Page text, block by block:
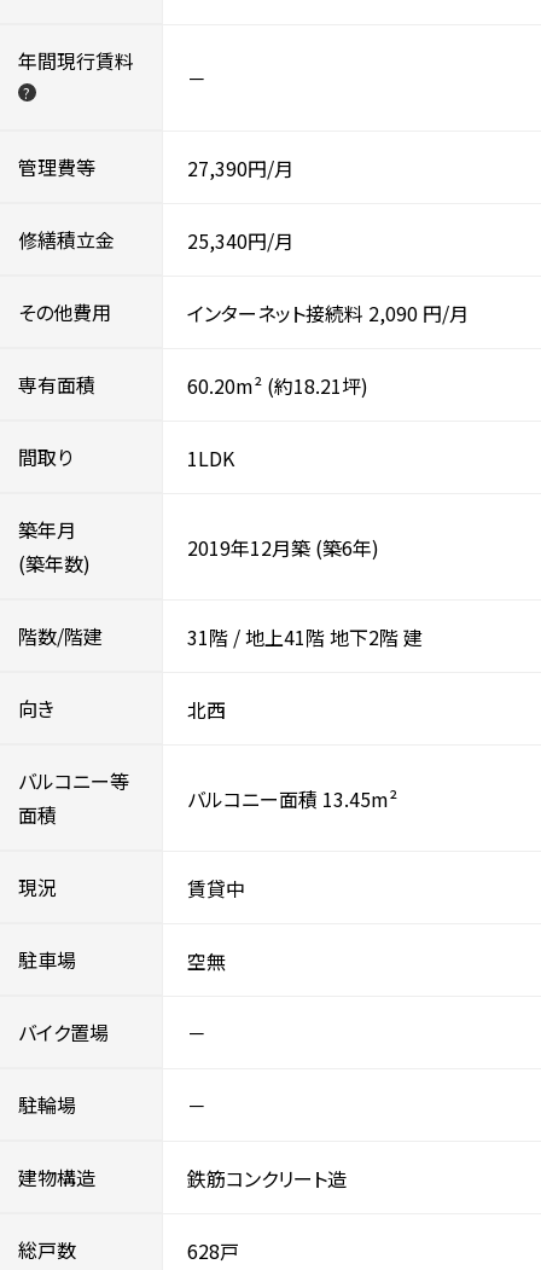
年間現行賃料
? －
管理費等 27,390円/月
修繕積立金 25,340円/月
その他費用 インターネット接続料 2,090 円/月
専有面積 60.20m² (約18.21坪)
間取り 1LDK
築年月
(築年数)
2019年12月築 (築6年)
階数/階建 31階 /地上41階地下2階建
向き 北西
バルコニー等
面積
バルコニー面積 13.45m²
現況 賃貸中
駐車場 空無
バイク置場 －
駐輪場 －
建物構造 鉄筋コンクリート造
総戸数 628戸